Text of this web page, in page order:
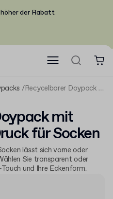
der Rabatt
Recycelbarer Doypack mit individuellem Druck für Socken
mit
für Socken
lässt sich vorne oder
Sie transparent oder
und Ihre Eckenform.